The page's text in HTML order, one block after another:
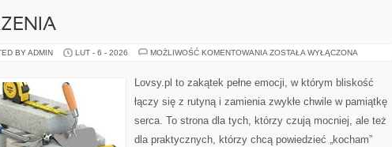
BY ADMIN LUT - 6 - 2026 MOŻLIWOŚĆ KOMENTOWANIA MARZENIA
ZOSTAŁA WYŁĄCZONA
Lovsy.pl to zakątek pełne emocji, w którym bliskość
łączy się z rutyną i zamienia zwykłe chwile w pamiątkę
serca. To strona dla tych, którzy czują mocniej, ale też
dla praktycznych, którzy chcą powiedzieć „kocham”